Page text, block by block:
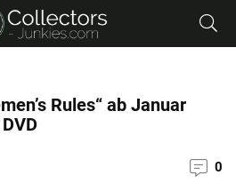
Rules“ ab Januar
0